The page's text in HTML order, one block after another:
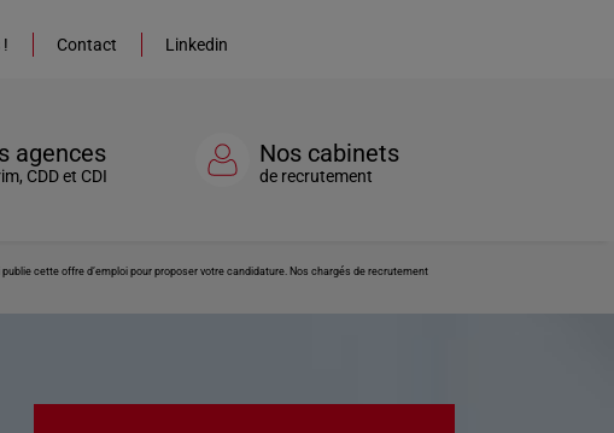
! Contact Linkedin
agences
CDD et CDI
Nos cabinets
de recrutement
cette offre d’emploi pour proposer votre candidature. Nos chargés de recrutement